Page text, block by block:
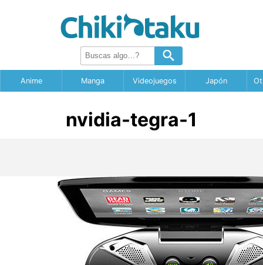
Anime Manga Videojuegos Japón
nvidia-tegra-1